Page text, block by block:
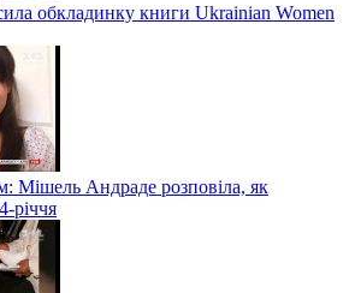
обкладинку книги Ukrainian Women
Мішель Андраде розповіла, як
річчя